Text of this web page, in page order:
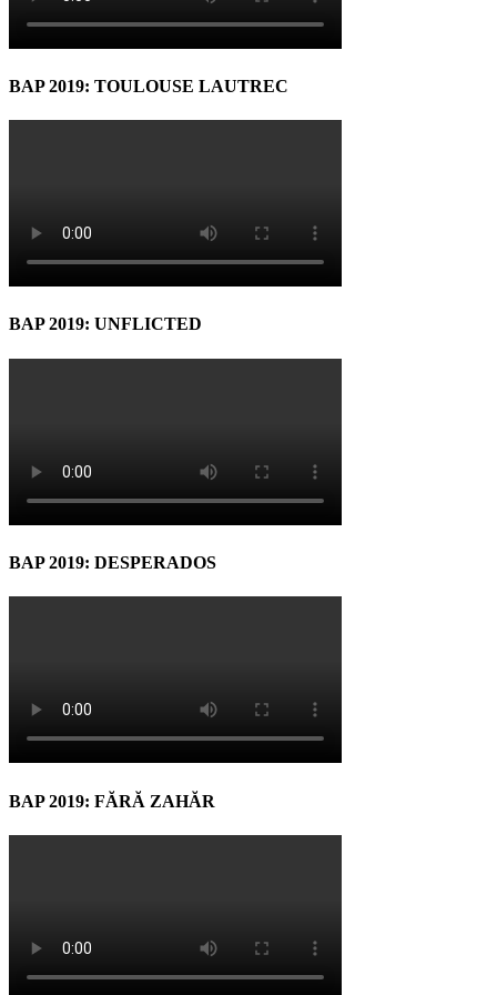
BAP 2019: TOULOUSE LAUTREC
BAP 2019: UNFLICTED
BAP 2019: DESPERADOS
BAP 2019: FĂRĂ ZAHĂR